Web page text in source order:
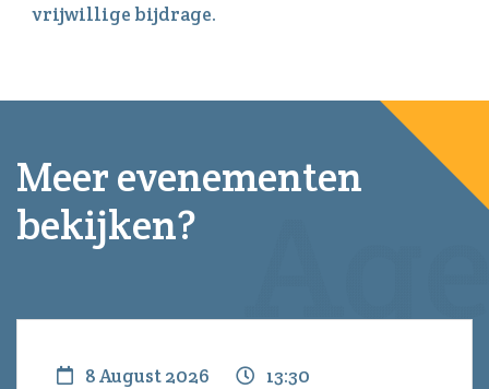
vrijwillige bijdrage.
Meer evenementen
bekijken?
8 August 2026 13:30